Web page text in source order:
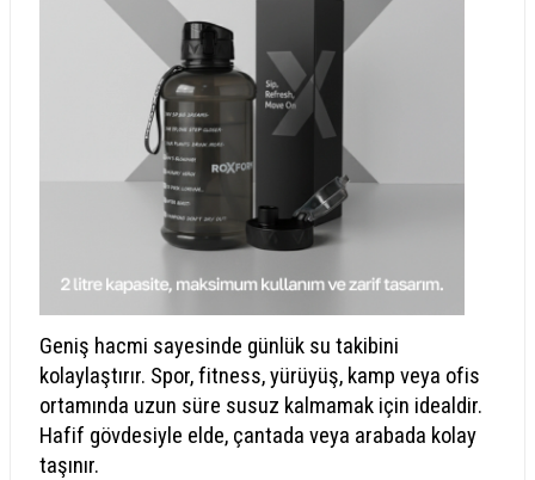
Geniş hacmi sayesinde günlük su takibini
kolaylaştırır. Spor, fitness, yürüyüş, kamp veya ofis
ortamında uzun süre susuz kalmamak için idealdir.
Hafif gövdesiyle elde, çantada veya arabada kolay
taşınır.